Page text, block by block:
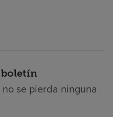
boletín
se pierda ninguna